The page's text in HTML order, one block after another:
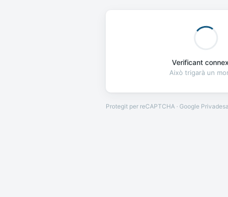
Verificant
Això trigarà un
Protegit per reCAPTCHA · Google Privadesa